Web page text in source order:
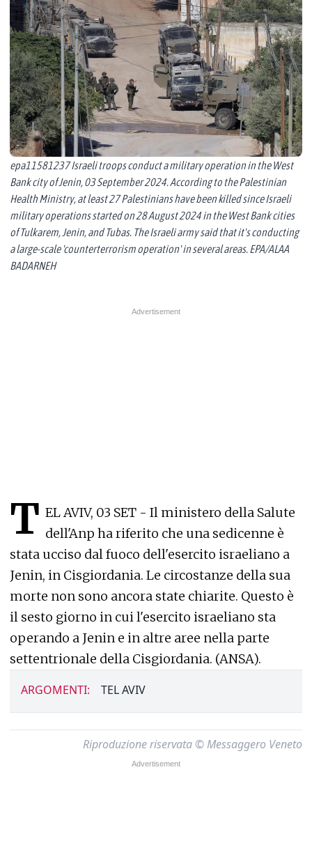
epa11581237 Israeli troops conduct a military operation in the West
Bank city of Jenin, 03 September 2024. According to the Palestinian
Health Ministry, at least 27 Palestinians have been killed since Israeli
military operations started on 28 August 2024 in the West Bank cities
of Tulkarem, Jenin, and Tubas. The Israeli army said that it's conducting
a large-scale 'counterterrorism operation' in several areas. EPA/ALAA
BADARNEH
T EL AVIV, 03 SET - Il ministero della Salute
dell'Anp ha riferito che una sedicenne è
stata ucciso dal fuoco dell'esercito israeliano a
Jenin, in Cisgiordania. Le circostanze della sua
morte non sono ancora state chiarite. Questo è
il sesto giorno in cui l'esercito israeliano sta
operando a Jenin e in altre aree nella parte
settentrionale della Cisgiordania. (ANSA).
ARGOMENTI: TEL AVIV
Riproduzione riservata © Messaggero Veneto